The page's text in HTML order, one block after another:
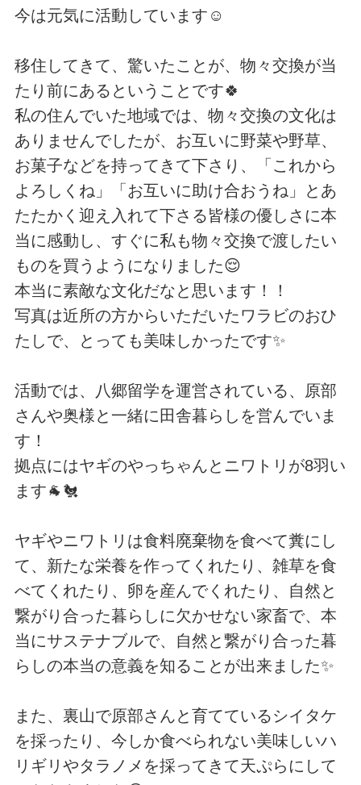
今は元気に活動しています☺️
移住してきて、驚いたことが、物々交換が当
たり前にあるということです🍀
私の住んでいた地域では、物々交換の文化は
ありませんでしたが、お互いに野菜や野草、
お菓子などを持ってきて下さり、「これから
よろしくね」「お互いに助け合おうね」とあ
たたかく迎え入れて下さる皆様の優しさに本
当に感動し、すぐに私も物々交換で渡したい
ものを買うようになりました😌
本当に素敵な文化だなと思います！！
写真は近所の方からいただいたワラビのおひ
たしで、とっても美味しかったです✨
活動では、八郷留学を運営されている、原部
さんや奥様と一緒に田舎暮らしを営んでいま
す！
拠点にはヤギのやっちゃんとニワトリが8羽い
ます🐐🐔
ヤギやニワトリは食料廃棄物を食べて糞にし
て、新たな栄養を作ってくれたり、雑草を食
べてくれたり、卵を産んでくれたり、自然と
繋がり合った暮らしに欠かせない家畜で、本
当にサステナブルで、自然と繋がり合った暮
らしの本当の意義を知ることが出来ました✨
また、裏山で原部さんと育てているシイタケ
を採ったり、今しか食べられない美味しいハ
リギリやタラノメを採ってきて天ぷらにして